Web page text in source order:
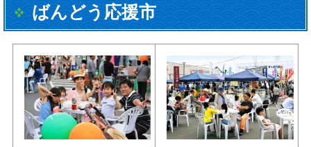
ばんどう応援市